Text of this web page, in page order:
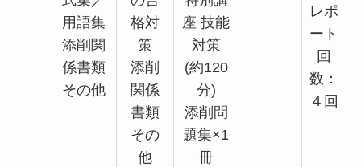
用語集
添削関
係書類
その他
格対
策
添削
関係
書類
その
他
座 技能
対策
(約120
分)
添削問
題集×1
冊
レポ
ート
回
数：
４回